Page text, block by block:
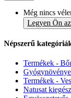
Még nincs
Legyen Ön
Népszerű
Termékek -
Termékek -
Natusat